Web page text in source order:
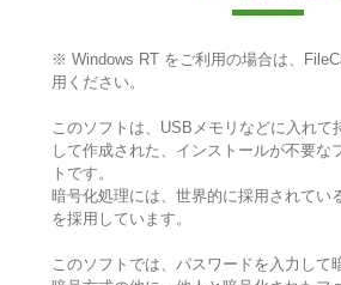
※ Windows RT をご利用の場合は、
用ください。
このソフトは、USBメモリなどに入れて
して作成された、インストールが不要な
トです。
暗号化処理には、世界的に採用されてい
を採用しています。
このソフトでは、パスワードを入力して